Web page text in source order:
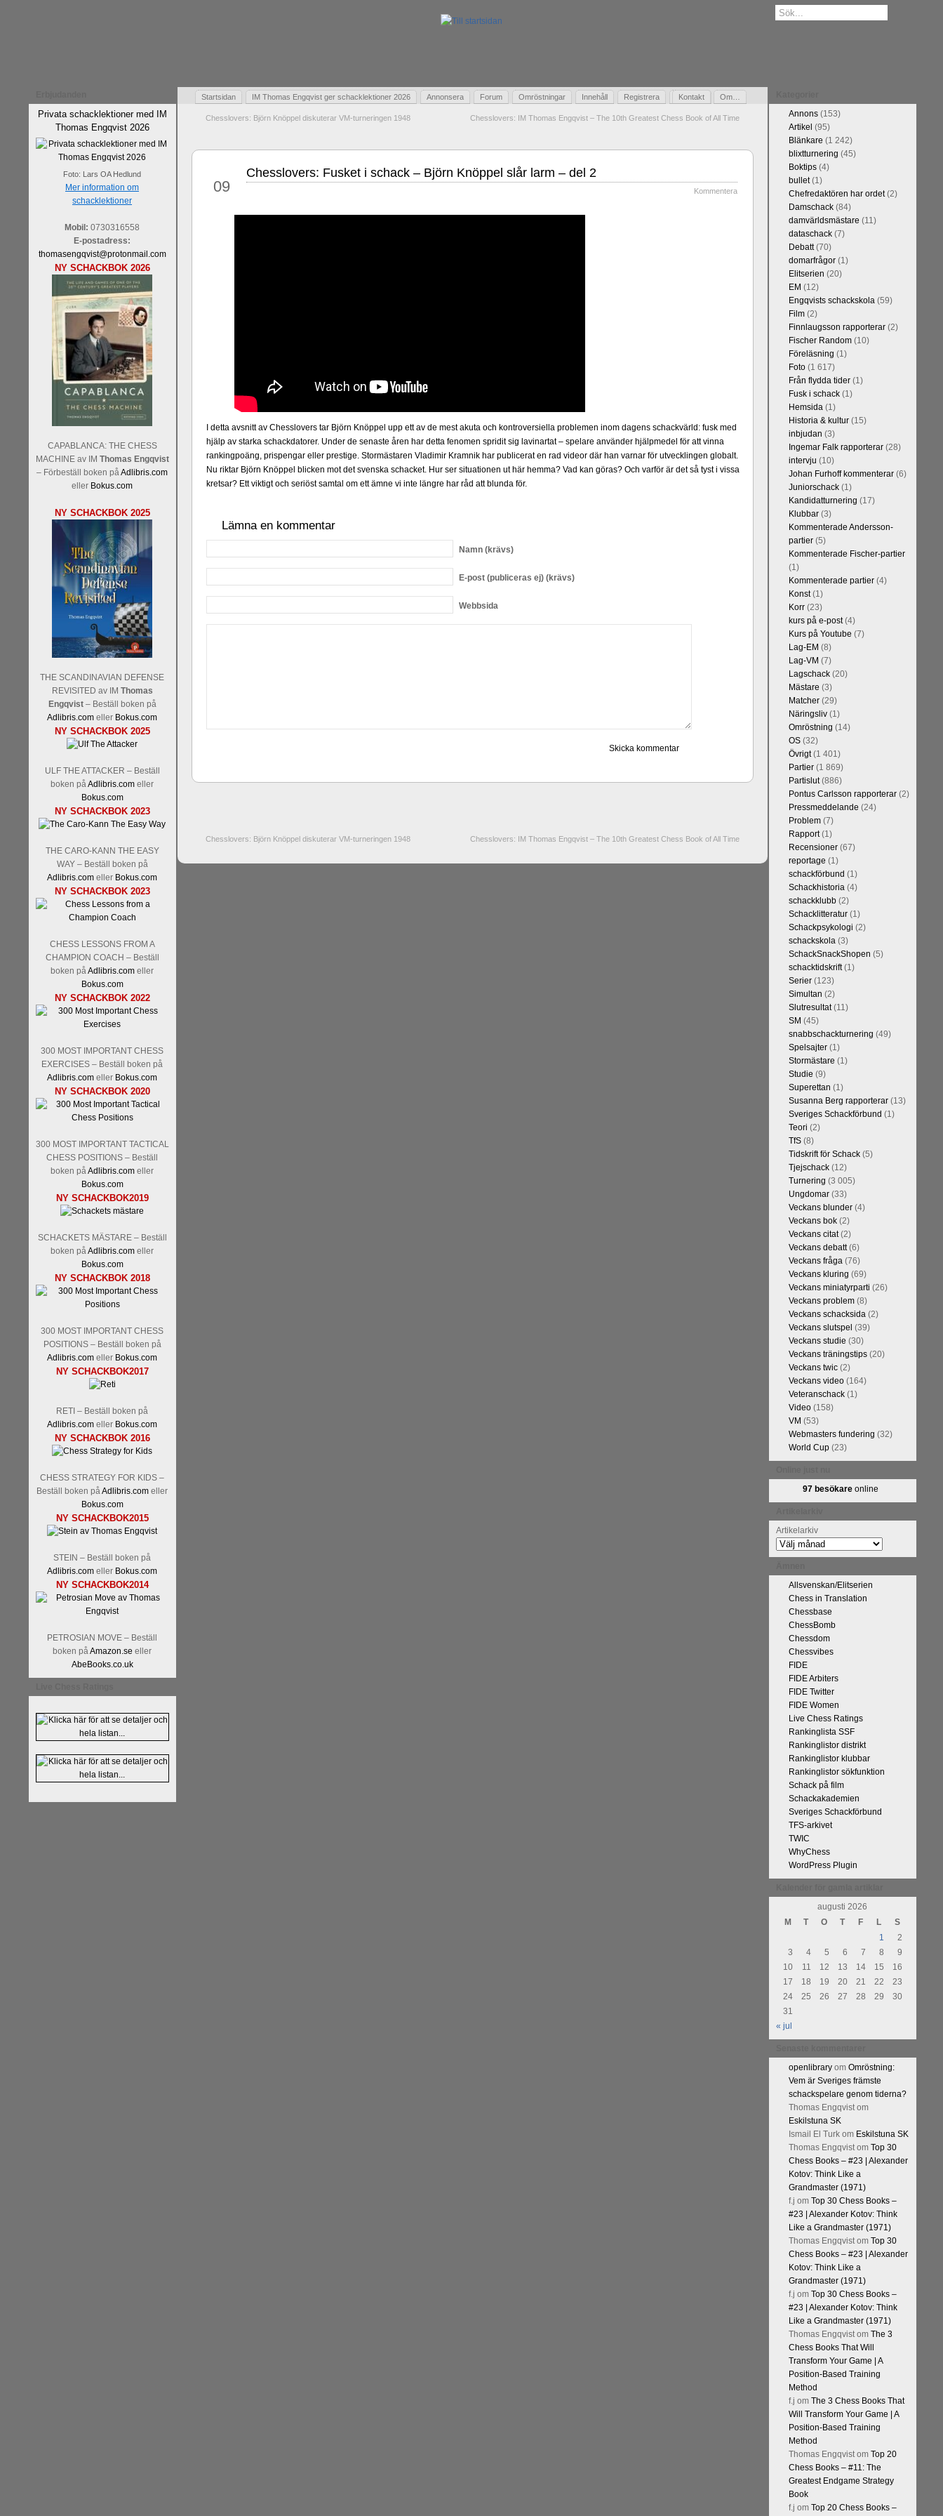
Privata schacklektioner med IM
Thomas Engqvist 2026
Foto: Lars OA Hedlund
Mer information om
schacklektioner
Mobil: 0730316558
E-postadress:
thomasengqvist@protonmail.com
NY SCHACKBOK 2026
CAPABLANCA: THE CHESS
MACHINE av IM Thomas Engqvist
– Förbeställ boken påAdlibris.com
eller Bokus.com
NY SCHACKBOK 2025
THE SCANDINAVIAN DEFENSE
REVISITED av IM Thomas
Engqvist– Beställ boken på
Adlibris.com eller Bokus.com
NY SCHACKBOK 2025
ULF THE ATTACKER – Beställ
boken på Adlibris.com eller
Bokus.com
NY SCHACKBOK 2023
THE CARO-KANN THE EASY
WAY – Beställ boken på
Adlibris.com eller Bokus.com
NY SCHACKBOK 2023
CHESS LESSONS FROM A
CHAMPION COACH – Beställ
boken på Adlibris.com eller
Bokus.com
NY SCHACKBOK 2022
300 MOST IMPORTANT CHESS
EXERCISES – Beställ boken på
Adlibris.com eller Bokus.com
NY SCHACKBOK 2020
300 MOST IMPORTANT TACTICAL
CHESS POSITIONS – Beställ
boken på Adlibris.com eller
Bokus.com
NY SCHACKBOK2019
SCHACKETS MÄSTARE – Beställ
boken på Adlibris.com eller
Bokus.com
NY SCHACKBOK 2018
300 MOST IMPORTANT CHESS
POSITIONS – Beställ boken på
Adlibris.com eller Bokus.com
NY SCHACKBOK2017
RETI – Beställ boken på
Adlibris.com eller Bokus.com
NY SCHACKBOK 2016
CHESS STRATEGY FOR KIDS –
Beställ boken på Adlibris.com eller
Bokus.com
NY SCHACKBOK2015
STEIN – Beställ boken på
Adlibris.com eller Bokus.com
NY SCHACKBOK2014
PETROSIAN MOVE – Beställ
boken på Amazon.se eller
AbeBooks.co.uk
Startsidan IM Thomas Engqvist ger schacklektioner 2026 Annonsera Forum Omröstningar Innehåll Registrera Kontakt Om…
Gästbok
Chesslovers: Björn Knöppel diskuterar VM-turneringen 1948 Chesslovers: IM Thomas Engqvist – The 10th Greatest Chess Book of All Time
09
Chesslovers: Fusket i schack – Björn Knöppel slår larm – del 2
Kommentera
I detta avsnitt av Chesslovers tar Björn Knöppel upp ett av de mest akuta och kontroversiella problemen inom dagens schackvärld: fusk med
hjälp av starka schackdatorer. Under de senaste åren har detta fenomen spridit sig lavinartat – spelare använder hjälpmedel för att vinna
rankingpoäng, prispengar eller prestige. Stormästaren Vladimir Kramnik har publicerat en rad videor där han varnar för utvecklingen globalt.
Nu riktar Björn Knöppel blicken mot det svenska schacket. Hur ser situationen ut här hemma? Vad kan göras? Och varför är det så tyst i vissa
kretsar? Ett viktigt och seriöst samtal om ett ämne vi inte längre har råd att blunda för.
Lämna en kommentar
Namn(krävs)
E-post(publiceras ej) (krävs)
Webbsida
Chesslovers: Björn Knöppel diskuterar VM-turneringen 1948 Chesslovers: IM Thomas Engqvist – The 10th Greatest Chess Book of All Time
Annons(153)
Artikel (95)
Blänkare (1 242)
blixtturnering (45)
Boktips(4)
bullet(1)
Chefredaktören har ordet(2)
Damschack(84)
damvärldsmästare (11)
dataschack(7)
Debatt(70)
domarfrågor(1)
Elitserien (20)
EM (12)
Engqvists schackskola(59)
Film(2)
Finnlaugsson rapporterar(2)
Fischer Random(10)
Föreläsning (1)
Foto(1 617)
Från flydda tider(1)
Fusk i schack(1)
Hemsida(1)
Historia & kultur(15)
inbjudan (3)
Ingemar Falk rapporterar(28)
intervju (10)
Johan Furhoff kommenterar(6)
Juniorschack(1)
Kandidatturnering (17)
Klubbar(3)
Kommenterade Andersson-
partier(5)
Kommenterade Fischer-partier
(1)
Kommenterade partier(4)
Konst(1)
Korr(23)
kurs på e-post(4)
Kurs på Youtube (7)
Lag-EM (8)
Lag-VM (7)
Lagschack(20)
Mästare (3)
Matcher(29)
Näringsliv(1)
Omröstning (14)
OS(32)
Övrigt(1 401)
Partier(1 869)
Partislut(886)
Pontus Carlsson rapporterar(2)
Pressmeddelande (24)
Problem(7)
Rapport(1)
Recensioner(67)
reportage (1)
schackförbund (1)
Schackhistoria(4)
schackklubb(2)
Schacklitteratur(1)
Schackpsykologi (2)
schackskola(3)
SchackSnackShopen (5)
schacktidskrift(1)
Serier(123)
Simultan (2)
Slutresultat(11)
SM (45)
snabbschackturnering (49)
Spelsajter(1)
Stormästare (1)
Studie (9)
Superettan (1)
Susanna Berg rapporterar(13)
Sveriges Schackförbund (1)
Teori (2)
TfS(8)
Tidskrift för Schack(5)
Tjejschack(12)
Turnering (3 005)
Ungdomar(33)
Veckans blunder(4)
Veckans bok(2)
Veckans citat(2)
Veckans debatt(6)
Veckans fråga(76)
Veckans kluring (69)
Veckans miniatyrparti (26)
Veckans problem(8)
Veckans schacksida(2)
Veckans slutspel (39)
Veckans studie (30)
Veckans träningstips(20)
Veckans twic(2)
Veckans video(164)
Veteranschack(1)
Video(158)
VM (53)
Webmasters fundering (32)
World Cup(23)
97 besökareonline
Artikelarkiv
Allsvenskan/Elitserien
Chess in Translation
Chessbase
ChessBomb
Chessdom
Chessvibes
FIDE
FIDE Arbiters
FIDE Twitter
FIDE Women
Live Chess Ratings
Rankinglista SSF
Rankinglistor distrikt
Rankinglistor klubbar
Rankinglistor sökfunktion
Schack på film
Schackakademien
Sveriges Schackförbund
TFS-arkivet
TWIC
WhyChess
WordPress Plugin
augusti 2026
M
T O T F L
S
1
2
3
4 5 6 7 8
9
10
11 12 13 14 15
16
17
18 19 20 21 22
23
24
25 26 27 28 29
30
31
« jul
openlibraryom Omröstning:
Vem är Sveriges främste
schackspelare genom tiderna?
Thomas Engqvistom
Eskilstuna SK
Ismail El Turkom Eskilstuna SK
Thomas Engqvistom Top 30
Chess Books – #23 | Alexander
Kotov: Think Like a
Grandmaster (1971)
f.j om Top 30 Chess Books –
#23 | Alexander Kotov: Think
Like a Grandmaster (1971)
Thomas Engqvistom Top 30
Chess Books – #23 | Alexander
Kotov: Think Like a
Grandmaster (1971)
f.j om Top 30 Chess Books –
#23 | Alexander Kotov: Think
Like a Grandmaster (1971)
Thomas Engqvistom The 3
Chess Books That Will
Transform Your Game | A
Position-Based Training
Method
f.j om The 3 Chess Books That
Will Transform Your Game | A
Position-Based Training
Method
Thomas Engqvistom Top 20
Chess Books – #11: The
Greatest Endgame Strategy
Book
f.j om Top 20 Chess Books –